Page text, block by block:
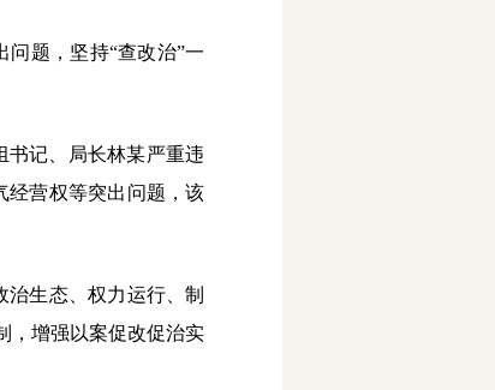
题，坚持“查改治”一
书记、局长林某严重违
经营权等突出问题，该
治生态、权力运行、制
，增强以案促改促治实